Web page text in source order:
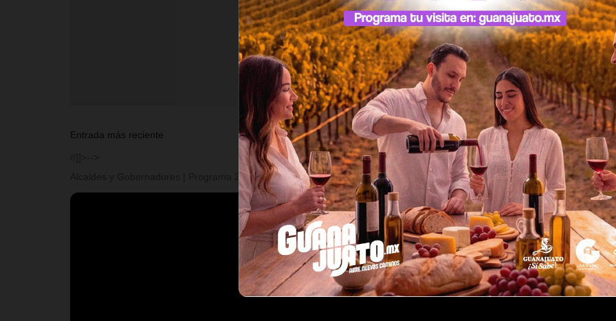
Entrada más reciente Entrada
Inicio
Alcaldes y Gobernadores | Programa 2 | Temporada IV